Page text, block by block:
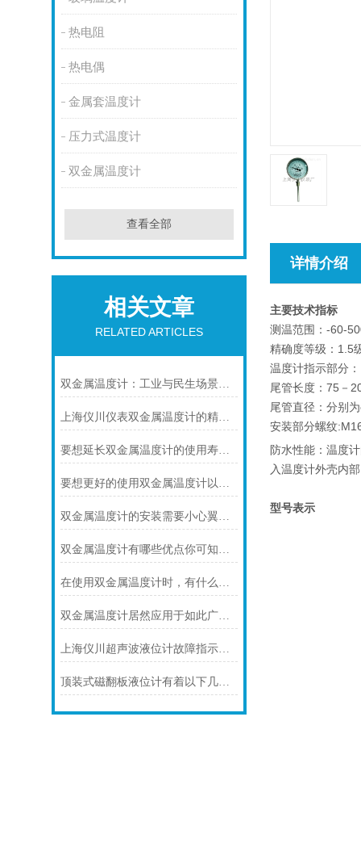
热电阻
热电偶
金属套温度计
压力式温度计
双金属温度计
查看全部
相关文章
RELATED ARTICLES
双金属温度计：工业与民生场景中的实用测温利器
上海仪川仪表双金属温度计的精度等级是如何划分的
要想延长双金属温度计的使用寿命可少不了以下步骤
要想更好的使用双金属温度计以下几点不可少
双金属温度计的安装需要小心翼翼的！
双金属温度计有哪些优点你可知道？
在使用双金属温度计时，有什么地方需要注意的呢？
双金属温度计居然应用于如此广泛的领域
上海仪川超声波液位计故障指示灯常亮的解决方案
顶装式磁翻板液位计有着以下几大技术特点
详情介绍
主要技术指标
测温范围：-60-
精确度等级：1.5
温度计指示部分
尾管长度：75－
尾管直径：分别
安装部分螺纹
防水性能：温度
入温度计外壳内
型号表示